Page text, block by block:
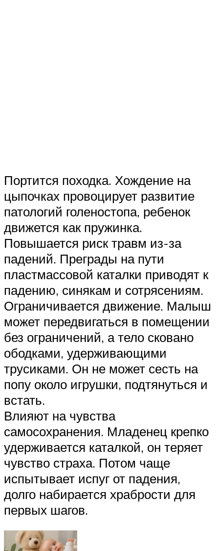
Портится походка. Хождение на
цыпочках провоцирует развитие
патологий голеностопа, ребенок
движется как пружинка.
Повышается риск травм из-за
падений. Преграды на пути
пластмассовой каталки приводят к
падению, синякам и сотрясениям.
Ограничивается движение. Малыш
может передвигаться в помещении
без ограничений, а тело сковано
ободками, удерживающими
трусиками. Он не может сесть на
попу около игрушки, подтянуться и
встать.
Влияют на чувства
самосохранения. Младенец крепко
удерживается каталкой, он теряет
чувство страха. Потом чаще
испытывает испуг от падения,
долго набирается храбрости для
первых шагов.